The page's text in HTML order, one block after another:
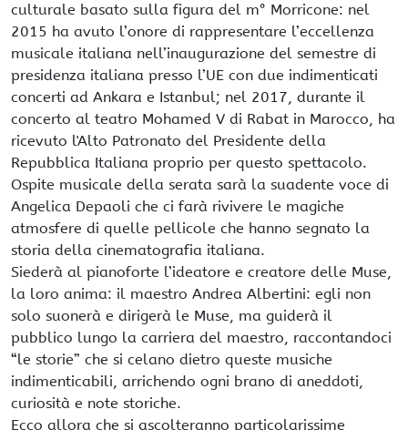
culturale basato sulla figura del m° Morricone: nel
2015 ha avuto l’onore di rappresentare l’eccellenza
musicale italiana nell’inaugurazione del semestre di
presidenza italiana presso l’UE con due indimenticati
concerti ad Ankara e Istanbul; nel 2017, durante il
concerto al teatro Mohamed V di Rabat in Marocco, ha
ricevuto l'Alto Patronato del Presidente della
Repubblica Italiana proprio per questo spettacolo.
Ospite musicale della serata sarà la suadente voce di
Angelica Depaoli che ci farà rivivere le magiche
atmosfere di quelle pellicole che hanno segnato la
storia della cinematografia italiana.
Siederà al pianoforte l’ideatore e creatore delle Muse,
la loro anima: il maestro Andrea Albertini: egli non
solo suonerà e dirigerà le Muse, ma guiderà il
pubblico lungo la carriera del maestro, raccontandoci
“le storie” che si celano dietro queste musiche
indimenticabili, arrichendo ogni brano di aneddoti,
curiosità e note storiche.
Ecco allora che si ascolteranno particolarissime